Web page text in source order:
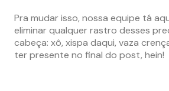
Pra mudar isso, nossa equipe tá
eliminar qualquer rastro desses
cabeça: xô, xispa daqui, vaza
ter presente no final do post, hein!